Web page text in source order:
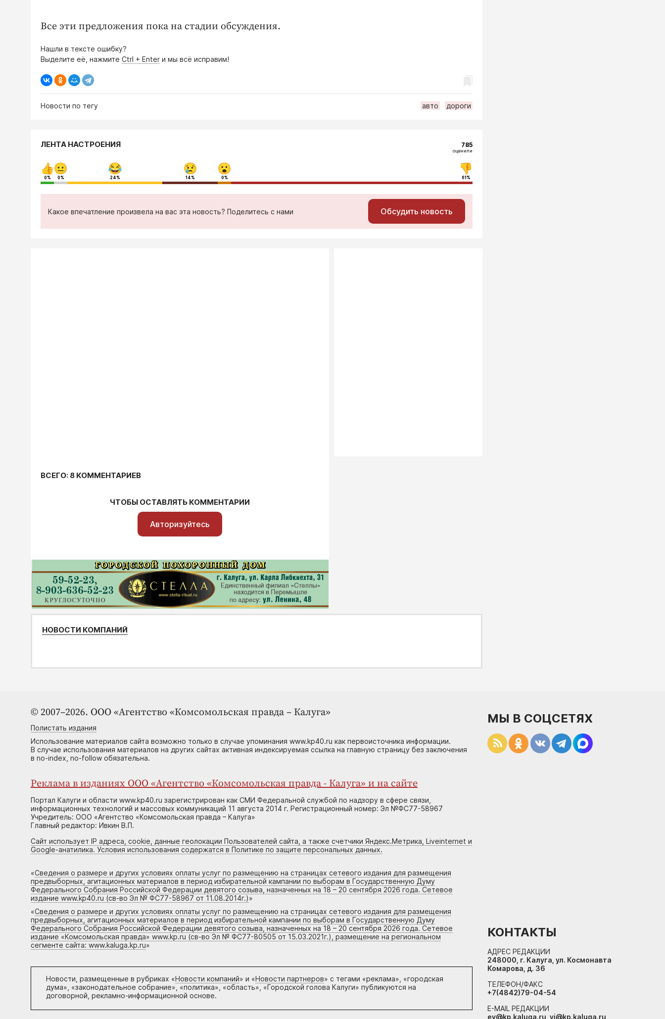
Все эти предложения пока на стадии обсуждения.
Нашли в тексте ошибку?
Выделите её, нажмите Ctrl + Enter и мы всё исправим!
Новости по тегу авто дороги
ЛЕНТА НАСТРОЕНИЯ 785
оценили
0% 0% 24% 14% 0% 61%
Какое впечатление произвела на вас эта новость? Поделитесь с нами Обсудить новость
ВСЕГО: 8 КОММЕНТАРИЕВ
ЧТОБЫ ОСТАВЛЯТЬ КОММЕНТАРИИ
Авторизуйтесь
НОВОСТИ КОМПАНИЙ
© 2007–2026. ООО «Агентство «Комсомольская правда – Калуга»
Полистать издания
Использование материалов сайта возможно только в случае упоминания www.kp40.ru как первоисточника информации.
В случае использования материалов на других сайтах активная индексируемая ссылка на главную страницу без заключения
в no-index, no-follow обязательна.
Реклама в изданиях ООО «Агентство «Комсомольская правда - Калуга» и на сайте
Портал Калуги и области www.kp40.ru зарегистрирован как СМИ Федеральной службой по надзору в сфере связи,
информационных технологий и массовых коммуникаций 11 августа 2014 г. Регистрационный номер: Эл №ФС77-58967
Учредитель: ООО «Агентство «Комсомольская правда – Калуга»
Главный редактор: Ивкин В.П.
Сайт использует IP адреса, cookie, данные геолокации Пользователей сайта, а также счетчики Яндекс.Метрика, Liveinternet и
Google-анатилика. Условия использования содержатся в Политике по защите персональных данных.
«Сведения о размере и других условиях оплаты услуг по размещению на страницах сетевого издания для размещения
предвыборных, агитационных материалов в период избирательной кампании по выборам в Государственную Думу
Федерального Собрания Российской Федерации девятого созыва, назначенных на 18 – 20 сентября 2026 года. Сетевое
издание www.kp40.ru (св-во Эл № ФС77-58967 от 11.08.2014г.)»
«Сведения о размере и других условиях оплаты услуг по размещению на страницах сетевого издания для размещения
предвыборных, агитационных материалов в период избирательной кампании по выборам в Государственную Думу
Федерального Собрания Российской Федерации девятого созыва, назначенных на 18 – 20 сентября 2026 года. Сетевое
издание «Комсомольская правда» www.kp.ru (св-во Эл № ФС77-80505 от 15.03.2021г.), размещение на региональном
сегменте сайта: www.kaluga.kp.ru»
Новости, размещенные в рубриках «Новости компаний» и «Новости партнеров» с тегами «реклама», «городская
дума», «законодательное собрание», «политика», «область», «Городской голова Калуги» публикуются на
договорной, рекламно-информационной основе.
МЫ В СОЦСЕТЯХ
КОНТАКТЫ
АДРЕС РЕДАКЦИИ
248000, г. Калуга, ул. Космонавта
Комарова, д. 36
ТЕЛЕФОН/ФАКС
+7(4842)79-04-54
E-MAIL РЕДАКЦИИ
ev@kp.kaluga.ru, vi@kp.kaluga.ru